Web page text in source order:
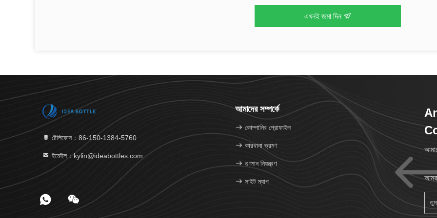
এখনই জমা দিন
টেলিফোন：86-150-1384-5760
ইমেইল：kylin@ideabottles.com
আমাদের সম্পর্কে
কোম্পানির প্রোফাইল
কারখানা ভ্রমণ
গুণমান নিয়ন্ত্রণ
সাইট ম্যাপ